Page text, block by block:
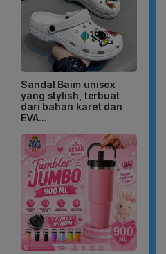
Sandal Baim unisex
yang stylish, terbuat
dari bahan karet dan
EVA...